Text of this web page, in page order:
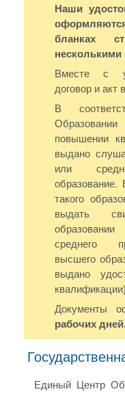
Наши
бланках
Вместе с
договор и
В
повышении
выдано
или
такого
выдать
среднего
высшего
выдано
Документы
рабочих
Единый Центр